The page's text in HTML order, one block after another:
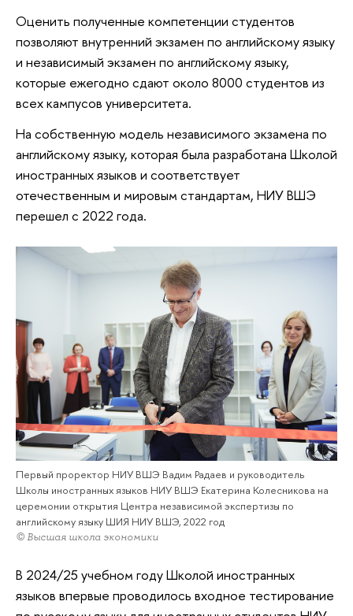
Оценить полученные компетенции студентов
позволяют внутренний экзамен по английскому языку
и независимый экзамен по английскому языку,
которые ежегодно сдают около 8000 студентов из
всех кампусов университета.
На собственную модель независимого экзамена по
английскому языку, которая была разработана Школой
иностранных языков и соответствует
отечественным и мировым стандартам, НИУ ВШЭ
перешел с 2022 года.
Первый проректор НИУ ВШЭ Вадим Радаев и руководитель
Школы иностранных языков НИУ ВШЭ Екатерина Колесникова на
церемонии открытия Центра независимой экспертизы по
английскому языку ШИЯ НИУ ВШЭ, 2022 год
© Высшая школа экономики
В 2024/25 учебном году Школой иностранных
языков впервые проводилось входное тестирование